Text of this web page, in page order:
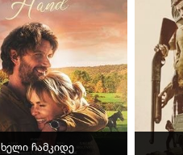
ხელი ჩამკიდე